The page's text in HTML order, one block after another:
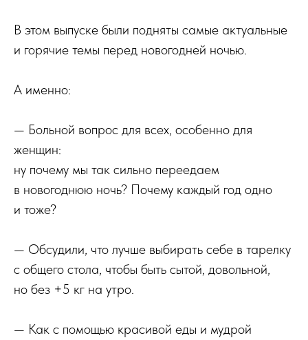
В этом выпуске были подняты самые актуальные
и горячие темы перед новогодней ночью.
А именно:
— Больной вопрос для всех, особенно для
женщин:
ну почему мы так сильно переедаем
в новогоднюю ночь? Почему каждый год одно
и тоже?
— Обсудили, что лучше выбирать себе в тарелку
с общего стола, чтобы быть сытой, довольной,
но без +5 кг на утро.
— Как с помощью красивой еды и мудрой